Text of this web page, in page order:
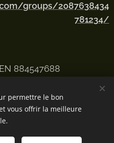
groups/2087638434
781234/
884547688
Cookies
permettre le bon
vous offrir la meilleure